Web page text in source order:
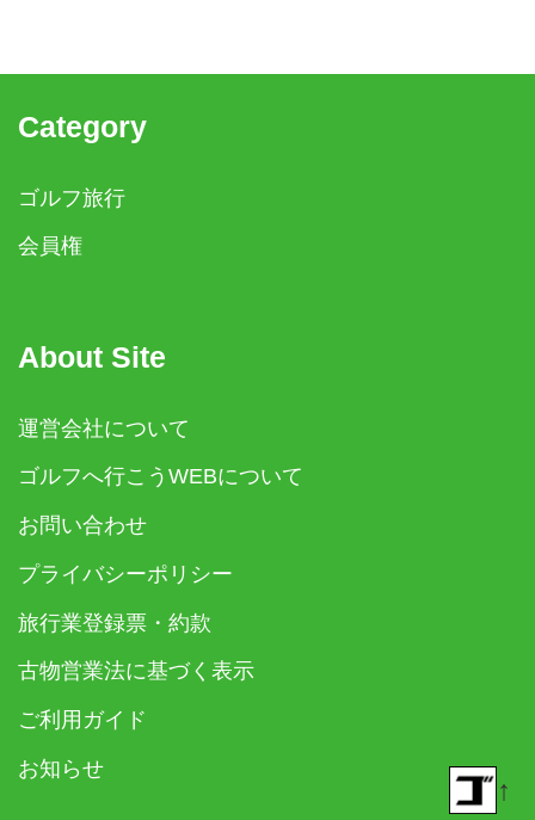
Category
ゴルフ旅行
会員権
About Site
運営会社について
ゴルフへ行こうWEBについて
お問い合わせ
プライバシーポリシー
旅行業登録票・約款
古物営業法に基づく表示
ご利用ガイド
お知らせ
↑